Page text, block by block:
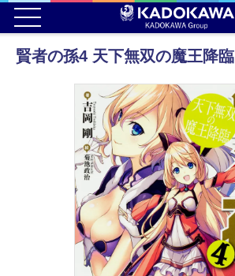
賢者の孫4 天下無双の魔王降臨